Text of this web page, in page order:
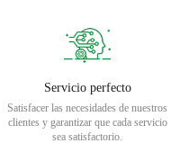
Servicio perfecto
Satisfacer las necesidades de nuestros
clientes y garantizar que cada servicio
sea satisfactorio.